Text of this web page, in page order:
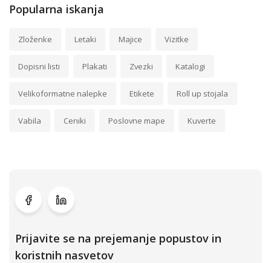
Popularna iskanja
Zloženke Letaki Majice Vizitke
Dopisni listi Plakati Zvezki Katalogi
Velikoformatne nalepke Etikete Roll up stojala
Vabila Ceniki Poslovne mape Kuverte
Prijavite se na prejemanje popustov in
koristnih nasvetov